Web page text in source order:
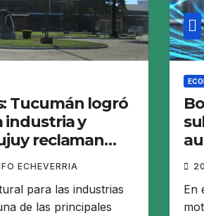
Tucumán logró
industria y
reclaman
ECHEVERRIA
para las industrias
de las principales
En